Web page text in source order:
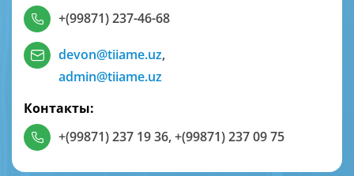
+(99871) 237-46-68
devon@tiiame.uz,
admin@tiiame.uz
Контакты:
+(99871) 237 19 36,+(99871) 237 09 75